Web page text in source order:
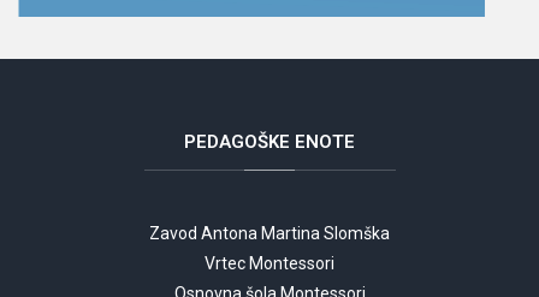
PEDAGOŠKE ENOTE
Zavod Antona Martina Slomška
Vrtec Montessori